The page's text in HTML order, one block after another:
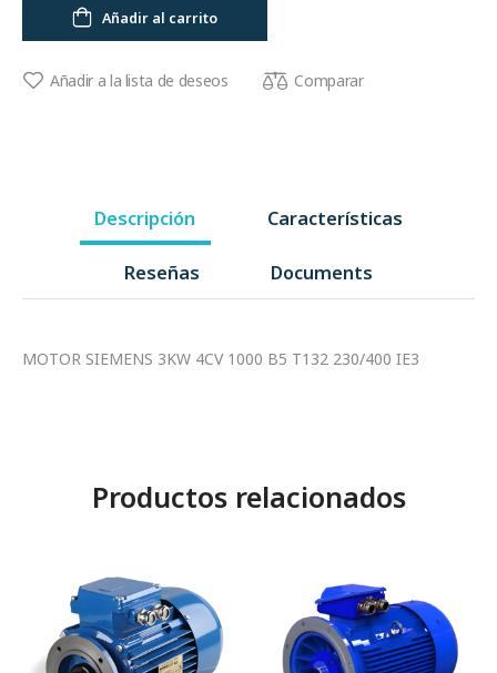
Añadir al carrito
Añadir a la lista de deseos Comparar
Descripción Características
Reseñas Documents
MOTOR SIEMENS 3KW 4CV 1000 B5 T132 230/400 IE3
Productos relacionados